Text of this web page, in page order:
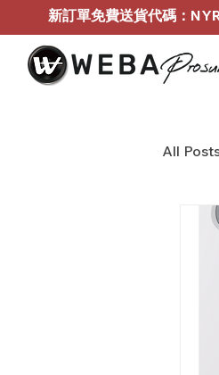
新訂單免費送貨代碼：
All